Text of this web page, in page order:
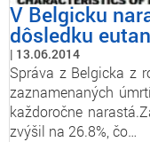
V Belgicku
dôsledku
13.06.2014
Správa z Belgicka z
zaznamenaných
každoročne
zvýšil na 26.8%, čo…